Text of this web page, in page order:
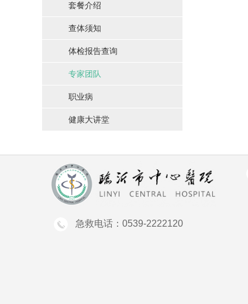
套餐介绍
查体须知
体检报告查询
专家团队
职业病
健康大讲堂
急救电话：0539-2222120